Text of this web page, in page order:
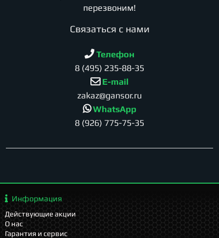
перезвоним!
Cвязаться с нами
Телефон
8 (495) 235-88-35
E-mail
zakaz@gansor.ru
WhatsApp
8 (926) 775-75-35
Информация
Действующие акции
О нас
Гарантия и сервис